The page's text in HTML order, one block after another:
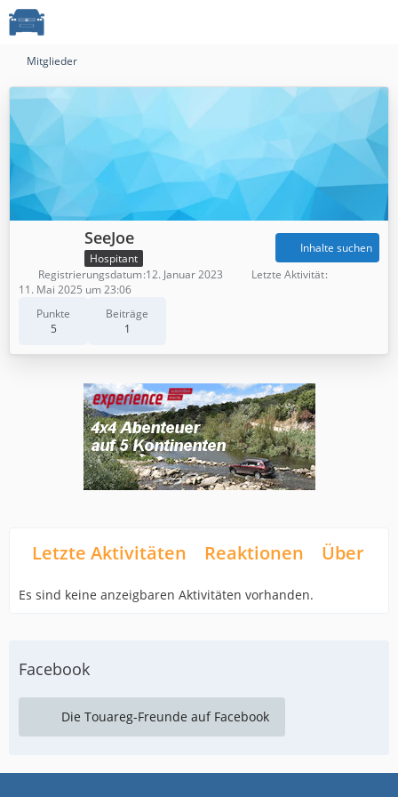
Mitglieder
SeeJoe
Hospitant
Punkte
5
Beiträge
1
Inhalte suchen
Registrierungsdatum 12. Januar 2023
Letzte Aktivität
11. Mai 2025 um 23:06
Letzte Aktivitäten Reaktionen Über
Es sind keine anzeigbaren Aktivitäten vorhanden.
Facebook
Die Touareg-Freunde auf Facebook